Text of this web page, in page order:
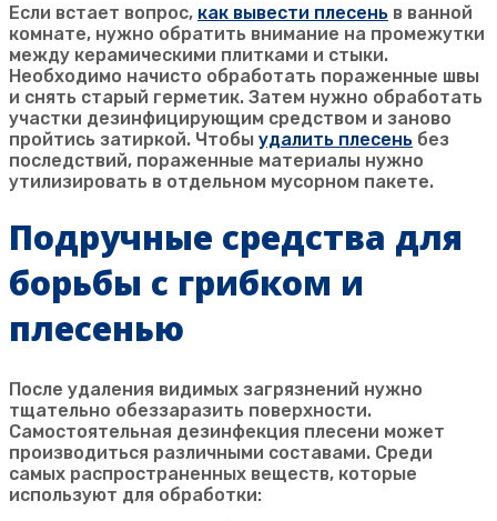
Если встает вопрос, как вывести плесень в ванной
комнате, нужно обратить внимание на промежутки
между керамическими плитками и стыки.
Необходимо начисто обработать пораженные швы
и снять старый герметик. Затем нужно обработать
участки дезинфицирующим средством и заново
пройтись затиркой. Чтобы удалить плесень без
последствий, пораженные материалы нужно
утилизировать в отдельном мусорном пакете.
Подручные средства для
борьбы с грибком и
плесенью
После удаления видимых загрязнений нужно
тщательно обеззаразить поверхности.
Самостоятельная дезинфекция плесени может
производиться различными составами. Среди
самых распространенных веществ, которые
используют для обработки: